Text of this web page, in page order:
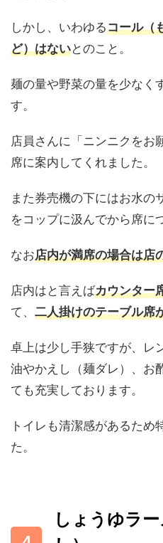
しかし、いわゆるコール（
ど）はないとのこと。
麺の量や野菜の量を少なく
す。
店員さんに「ニンニクをお
席に案内してくれました。
また券売機の下にはお水の
をコップに汲んでから席に
なお店内が満席の場合は店
店内はと言えばカウンター
て、 二人掛けのテーブル席
卓上は少し手狭ですが、レ
油やかえし（麺ダレ）、お
ても充実しております。
トイレも清潔感があるため
た。
しょうゆラ